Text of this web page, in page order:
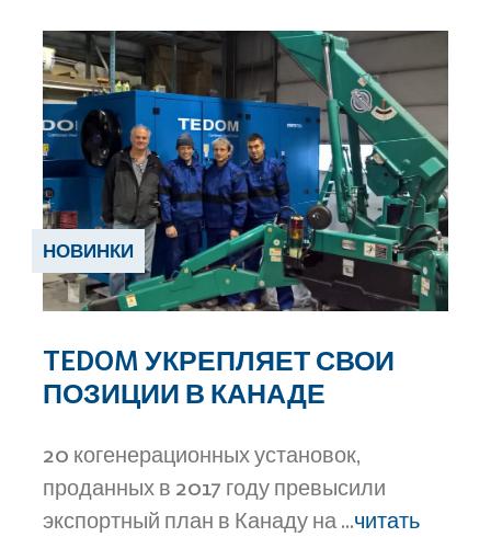
НОВИНКИ
TEDOM УКРЕПЛЯЕТ СВОИ
ПОЗИЦИИ В КАНАДЕ
20 когенерационных установок,
проданных в 2017 году превысили
экспортный план в Канаду на ...читать